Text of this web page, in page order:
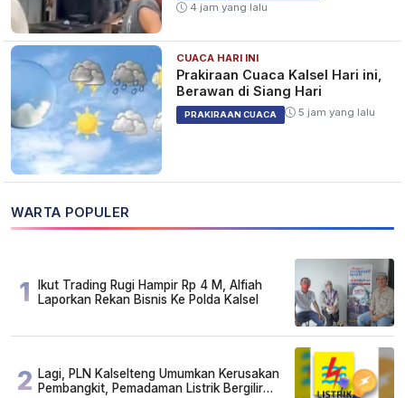
4 jam yang lalu
CUACA HARI INI
Prakiraan Cuaca Kalsel Hari ini,
Berawan di Siang Hari
PRAKIRAAN CUACA 5 jam yang lalu
WARTA POPULER
1
Ikut Trading Rugi Hampir Rp 4 M, Alfiah
Laporkan Rekan Bisnis Ke Polda Kalsel
2 Lagi, PLN Kalselteng Umumkan Kerusakan
Pembangkit, Pemadaman Listrik Bergilir